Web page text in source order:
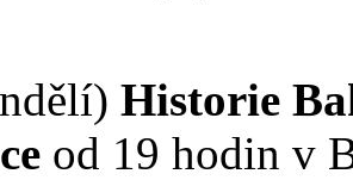
Historie
od 19 hodin v